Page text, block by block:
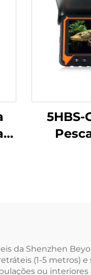
5HBS-
da Shenzhen
(1-5 metros)
ou